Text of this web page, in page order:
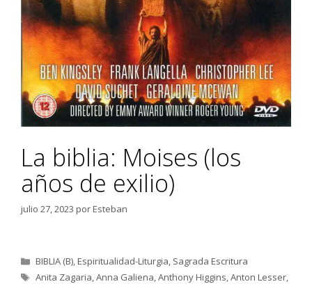
La biblia: Moises (los
años de exilio)
julio 27, 2023 porEsteban
Categorías
BIBLIA (B),Espiritualidad-Liturgia, Sagrada Escritura
Etiquetas
Anita Zagaria,Anna Galiena,Anthony Higgins,Anton Lesser,